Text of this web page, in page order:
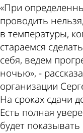
«При
проводить
в температуры,
стараемся
себя, ведем
ночью», -
организации
На сроках сдачи
Есть полная
будет